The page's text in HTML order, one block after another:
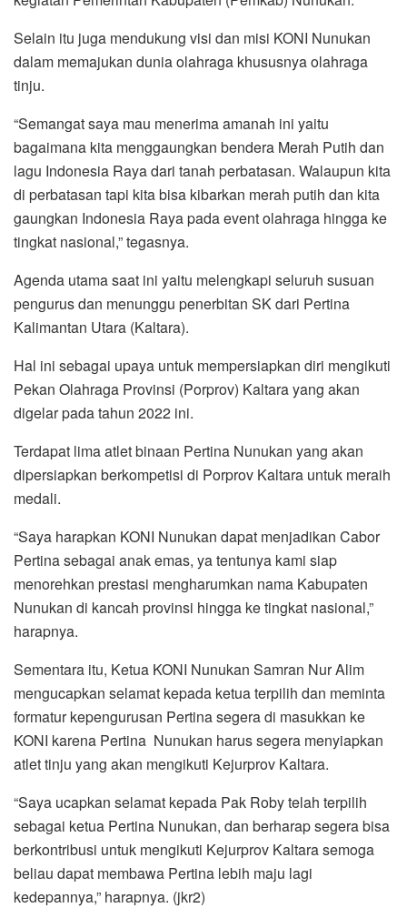
Selain itu juga mendukung visi dan misi KONI Nunukan
dalam memajukan dunia olahraga khususnya olahraga
tinju.
“Semangat saya mau menerima amanah ini yaitu
bagaimana kita menggaungkan bendera Merah Putih dan
lagu Indonesia Raya dari tanah perbatasan. Walaupun kita
di perbatasan tapi kita bisa kibarkan merah putih dan kita
gaungkan Indonesia Raya pada event olahraga hingga ke
tingkat nasional,” tegasnya.
Agenda utama saat ini yaitu melengkapi seluruh susuan
pengurus dan menunggu penerbitan SK dari Pertina
Kalimantan Utara (Kaltara).
Hal ini sebagai upaya untuk mempersiapkan diri mengikuti
Pekan Olahraga Provinsi (Porprov) Kaltara yang akan
digelar pada tahun 2022 ini.
Terdapat lima atlet binaan Pertina Nunukan yang akan
dipersiapkan berkompetisi di Porprov Kaltara untuk meraih
medali.
“Saya harapkan KONI Nunukan dapat menjadikan Cabor
Pertina sebagai anak emas, ya tentunya kami siap
menorehkan prestasi mengharumkan nama Kabupaten
Nunukan di kancah provinsi hingga ke tingkat nasional,”
harapnya.
Sementara itu, Ketua KONI Nunukan Samran Nur Alim
mengucapkan selamat kepada ketua terpilih dan meminta
formatur kepengurusan Pertina segera di masukkan ke
KONI karena Pertina Nunukan harus segera menyiapkan
atlet tinju yang akan mengikuti Kejurprov Kaltara.
“Saya ucapkan selamat kepada Pak Roby telah terpilih
sebagai ketua Pertina Nunukan, dan berharap segera bisa
berkontribusi untuk mengikuti Kejurprov Kaltara semoga
beliau dapat membawa Pertina lebih maju lagi
kedepannya,” harapnya. (jkr2)